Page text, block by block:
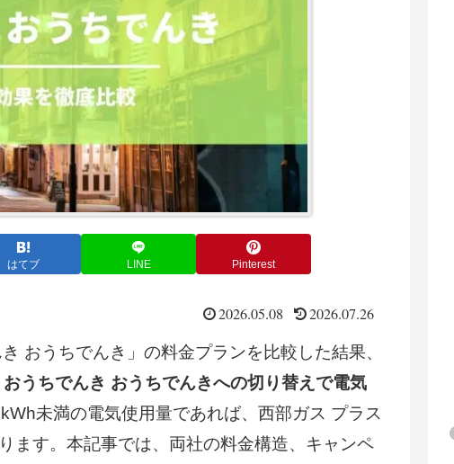
はてブ LINE Pinterest
2026.05.08 2026.07.26
おうちでんき」の料金プランを比較した結果、
うちでんき おうちでんきへの切り替えで電気
未満の電気使用量であれば、西部ガス プラス
ます。本記事では、両社の料金構造、キャンペ